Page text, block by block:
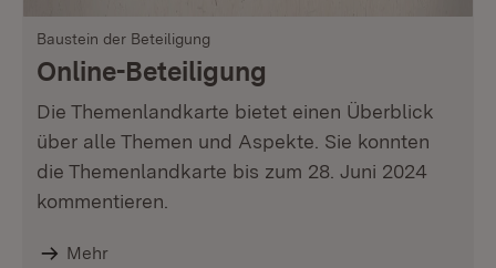
Baustein der Beteiligung
Online-Beteiligung
Die Themenlandkarte bietet einen Überblick
über alle Themen und Aspekte. Sie konnten
die Themenlandkarte bis zum 28. Juni 2024
kommentieren.
Mehr